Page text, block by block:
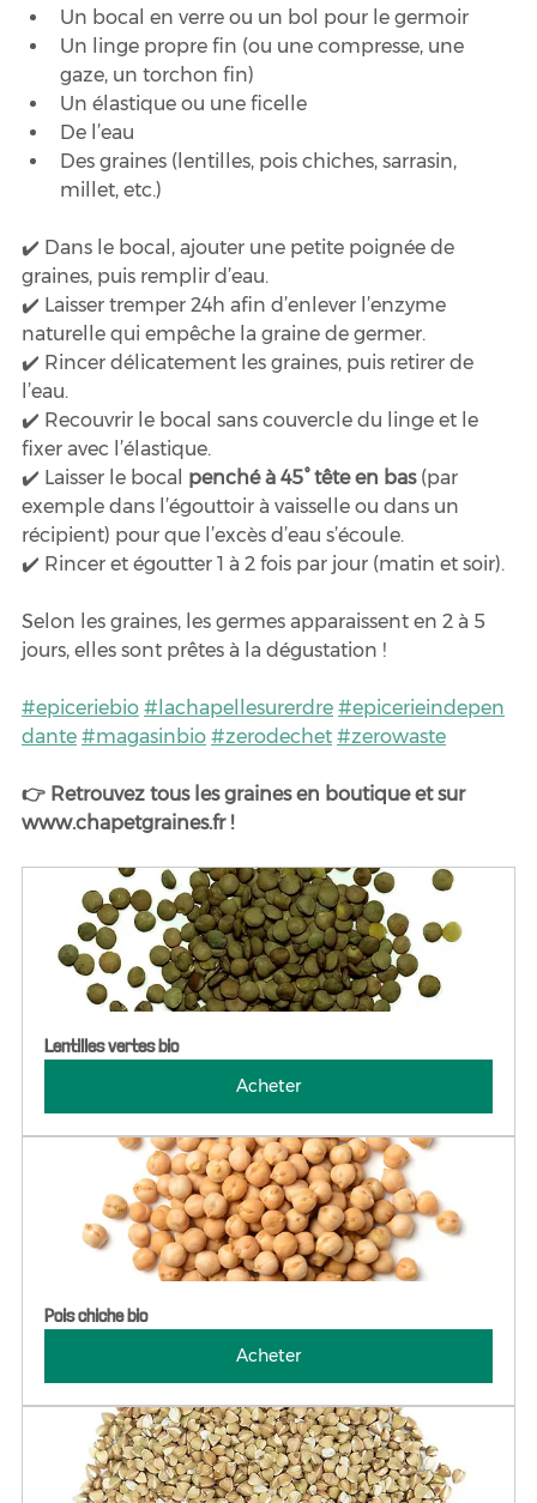
Un bocal en verre ou un bol pour le germoir
Un linge propre fin (ou une compresse, une
gaze, un torchon fin)
Un élastique ou une ficelle
De l’eau
Des graines (lentilles, pois chiches, sarrasin,
millet, etc.)
✔️ Dans le bocal, ajouter une petite poignée de
graines, puis remplir d’eau.
✔️ Laisser tremper 24h afin d’enlever l’enzyme
naturelle qui empêche la graine de germer.
✔️ Rincer délicatement les graines, puis retirer de
l’eau.
✔️ Recouvrir le bocal sans couvercle du linge et le
fixer avec l’élastique.
✔️ Laisser le bocal penché à 45° tête en bas (par
exemple dans l’égouttoir à vaisselle ou dans un
récipient) pour que l’excès d’eau s’écoule.
✔️ Rincer et égoutter 1 à 2 fois par jour (matin et soir).
Selon les graines, les germes apparaissent en 2 à 5
jours, elles sont prêtes à la dégustation !
#epiceriebio #lachapellesurerdre #epicerieindepen
dante #magasinbio #zerodechet #zerowaste
👉 Retrouvez tous les graines en boutique et sur
www.chapetgraines.fr !
Lentilles vertes bio
Acheter
Pois chiche bio
Acheter